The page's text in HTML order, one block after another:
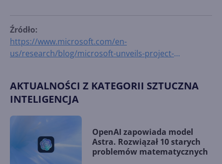
Źródło:
https://www.microsoft.com/en-
us/research/blog/microsoft-unveils-project-
AKTUALNOŚCI Z KATEGORII SZTUCZNA
INTELIGENCJA
OpenAI zapowiada model
Astra. Rozwiązał 10 starych
problemów matematycznych